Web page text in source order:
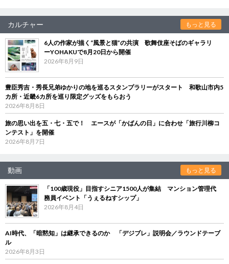
カルチャー もっと見る
6人の作家が描く“風景と猫”の共演 歌舞伎座そばのギャラリ
ーYOHAKUで8月20日から開催
2026年8月9日
豊臣秀吉・秀長兄弟ゆかりの地を巡るスタンプラリーがスタート 和歌山市内5
カ所・近畿6カ所を巡り限定グッズをもらおう
2026年8月8日
旅の思い出を五・七・五で！ エースが「かばんの日」に合わせ「旅行川柳コ
ンテスト」を開催
2026年8月7日
動画 もっと見る
「100歳現役」目指すシニア1500人が集結 マンション管理代
務員イベント「うぇるねすシップ」
2026年8月4日
AI時代、「暗黙知」は継承できるのか 「デジブレ」説明会／ラウンドテーブ
ル
2026年8月3日